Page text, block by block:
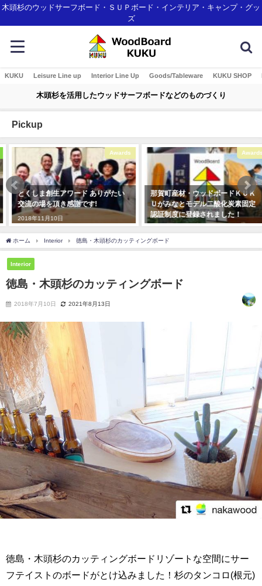
木頭杉のウッドサーフボード・ＳＵＰボード・インテリア・キャンプ・グッ
ズ
KUKU Leisure Line up Interior Line Up Goods/Tableware KUKU SHOP
木頭杉を活用したウッドサーフボードなどのものづくり
Pickup
Awards
とくしま創生アワード ありがたい
交流の場を頂き感謝です!
2018年11月10日
Awards
那賀町産材・ウッドボードＫＵＫ
Ｕがみなとモデル二酸化炭素固定
認証制度に登録されました！
ホーム Interior 徳島・木頭杉のカッティングボード
Interior
徳島・木頭杉のカッティングボード
2018年7月10日 2021年8月13日
徳島・木頭杉のカッティングボードリゾートな空間にサー
フテイストのボードがとけ込みました！杉のタンコロ(根元)